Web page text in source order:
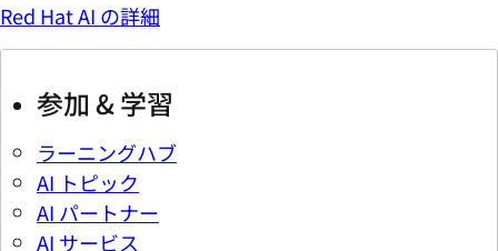
Red Hat AI の詳細
参加 & 学習
ラーニングハブ
AI トピック
AI パートナー
AI サービス